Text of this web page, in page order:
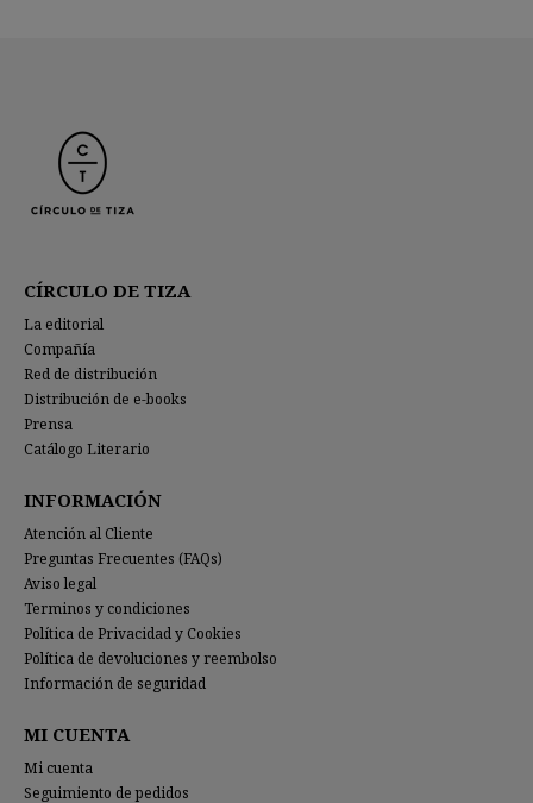
CÍRCULO DE TIZA
La editorial
Compañía
Red de distribución
Distribución de e-books
Prensa
Catálogo Literario
INFORMACIÓN
Atención al Cliente
Preguntas Frecuentes (FAQs)
Aviso legal
Terminos y condiciones
Política de Privacidad y Cookies
Política de devoluciones y reembolso
Información de seguridad
MI CUENTA
Mi cuenta
Seguimiento de pedidos